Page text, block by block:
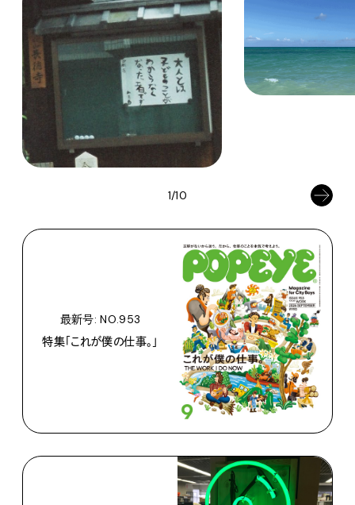
1/10
最新号: NO.953
特集「これが僕の仕事。」